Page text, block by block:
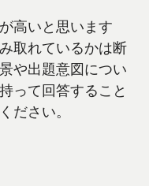
高いと思います
取れているかは断
や出題意図につい
って回答すること
ださい。